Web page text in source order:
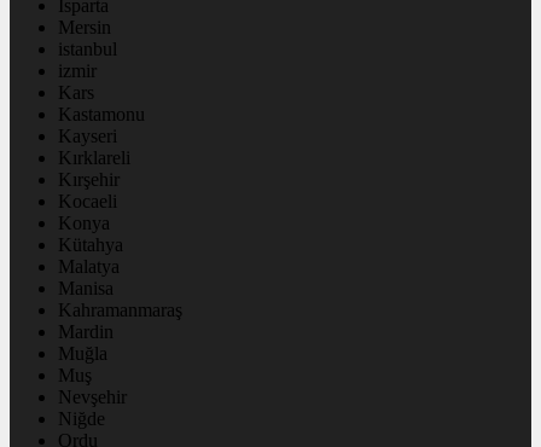
Isparta
Mersin
istanbul
izmir
Kars
Kastamonu
Kayseri
Kırklareli
Kırşehir
Kocaeli
Konya
Kütahya
Malatya
Manisa
Kahramanmaraş
Mardin
Muğla
Muş
Nevşehir
Niğde
Ordu